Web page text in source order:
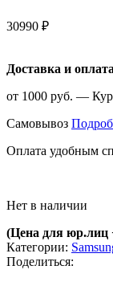
30990 ₽
Доставка и
от 1000 руб. —
Самовывоз
Оплата удобным
Нет в наличии
(Цена для юр.лиц
Категории:
Поделиться: